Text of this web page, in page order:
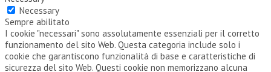
Necessary
Sempre abilitato
I cookie "necessari" sono assolutamente essenziali per il corretto
funzionamento del sito Web. Questa categoria include solo i
cookie che garantiscono funzionalità di base e caratteristiche di
sicurezza del sito Web. Questi cookie non memorizzano alcuna